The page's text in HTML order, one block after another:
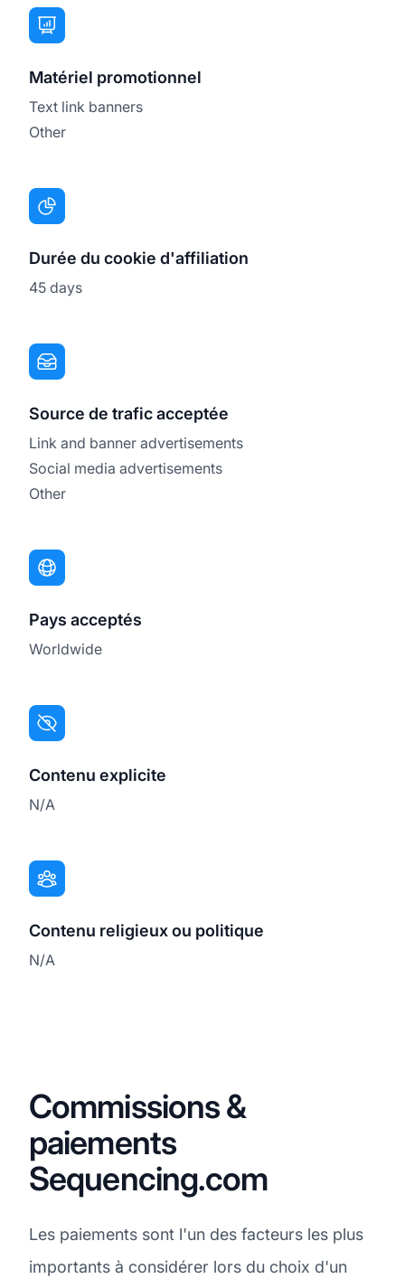
Matériel promotionnel
Text link banners
Other
Durée du cookie d'affiliation
45 days
Source de trafic acceptée
Link and banner advertisements
Social media advertisements
Other
Pays acceptés
Worldwide
Contenu explicite
N/A
Contenu religieux ou politique
N/A
Commissions &
paiements
Sequencing.com
Les paiements sont l'un des facteurs les plus
importants à considérer lors du choix d'un